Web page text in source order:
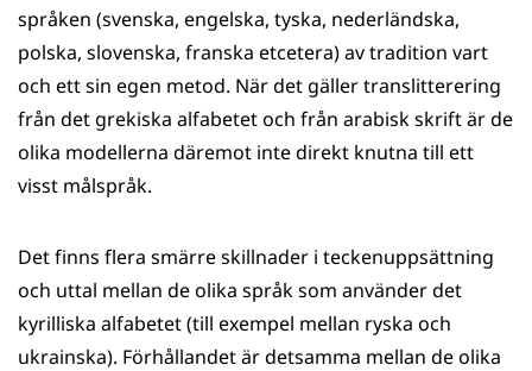
språken (svenska, engelska, tyska, nederländska,
polska, slovenska, franska etcetera) av tradition vart
och ett sin egen metod. När det gäller translitterering
från det grekiska alfabetet och från arabisk skrift är de
olika modellerna däremot inte direkt knutna till ett
visst målspråk.
Det finns flera smärre skillnader i teckenuppsättning
och uttal mellan de olika språk som använder det
kyrilliska alfabetet (till exempel mellan ryska och
ukrainska). Förhållandet är detsamma mellan de olika